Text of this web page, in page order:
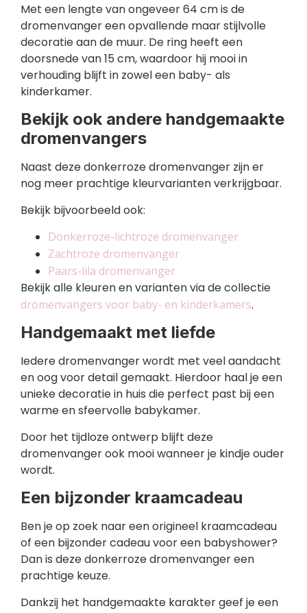
Met een lengte van ongeveer 64 cm is de
dromenvanger een opvallende maar stijlvolle
decoratie aan de muur. De ring heeft een
doorsnede van 15 cm, waardoor hij mooi in
verhouding blijft in zowel een baby- als
kinderkamer.
Bekijk ook andere handgemaakte
dromenvangers
Naast deze donkerroze dromenvanger zijn er
nog meer prachtige kleurvarianten verkrijgbaar.
Bekijk bijvoorbeeld ook:
Donkerroze-lichtroze dromenvanger
Zachtroze dromenvanger
Paars-lila dromenvanger
Bekijk alle kleuren en varianten via de collectie
dromenvangers voor baby- en kinderkamers.
Handgemaakt met liefde
Iedere dromenvanger wordt met veel aandacht
en oog voor detail gemaakt. Hierdoor haal je een
unieke decoratie in huis die perfect past bij een
warme en sfeervolle babykamer.
Door het tijdloze ontwerp blijft deze
dromenvanger ook mooi wanneer je kindje ouder
wordt.
Een bijzonder kraamcadeau
Ben je op zoek naar een origineel kraamcadeau
of een bijzonder cadeau voor een babyshower?
Dan is deze donkerroze dromenvanger een
prachtige keuze.
Dankzij het handgemaakte karakter geef je een